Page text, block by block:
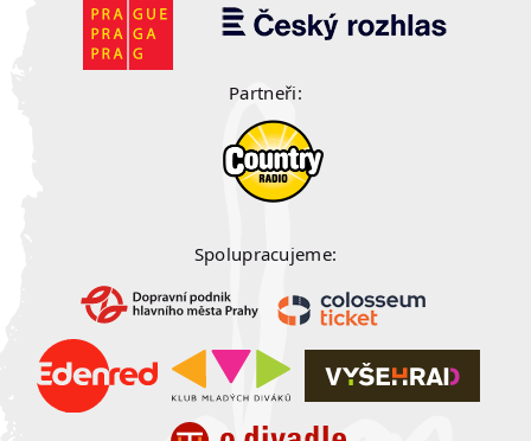
Partneři:
Spolupracujeme: